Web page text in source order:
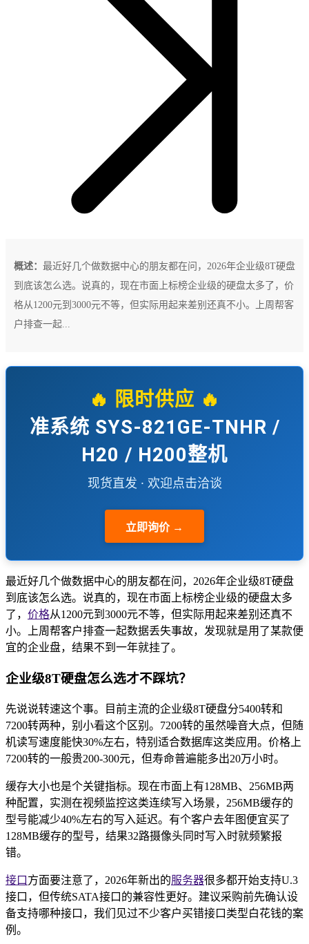
概述： 最近好几个做数据中心的朋友都在问，2026年企业级8T硬盘
到底该怎么选。说真的，现在市面上标榜企业级的硬盘太多了，价
格从1200元到3000元不等，但实际用起来差别还真不小。上周帮客
户排查一起...
🔥 限时供应 🔥
准系统 SYS-821GE-TNHR /
H20 / H200整机
现货直发 · 欢迎点击洽谈
立即询价 →
最近好几个做数据中心的朋友都在问，2026年企业级8T硬盘
到底该怎么选。说真的，现在市面上标榜企业级的硬盘太多
了， 价格从1200元到3000元不等，但实际用起来差别还真不
小。上周帮客户排查一起数据丢失事故，发现就是用了某款便
宜的企业盘，结果不到一年就挂了。
企业级8T硬盘怎么选才不踩坑？
先说说转速这个事。目前主流的企业级8T硬盘分5400转和
7200转两种，别小看这个区别。7200转的虽然噪音大点，但随
机读写速度能快30%左右，特别适合数据库这类应用。价格上
7200转的一般贵200-300元，但寿命普遍能多出20万小时。
缓存大小也是个关键指标。现在市面上有128MB、256MB两
种配置，实测在视频监控这类连续写入场景，256MB缓存的
型号能减少40%左右的写入延迟。有个客户去年图便宜买了
128MB缓存的型号，结果32路摄像头同时写入时就频繁报
错。
接口 方面要注意了，2026年新出的服务器很多都开始支持U.3
接口，但传统SATA接口的兼容性更好。建议采购前先确认设
备支持哪种接口，我们见过不少客户买错接口类型白花钱的案
例。